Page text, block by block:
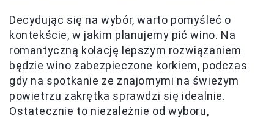
Decydując się na wybór, warto pomyśleć o
kontekście, w jakim planujemy pić wino. Na
romantyczną kolację lepszym rozwiązaniem
będzie wino zabezpieczone korkiem, podczas
gdy na spotkanie ze znajomymi na świeżym
powietrzu zakrętka sprawdzi się idealnie.
Ostatecznie to niezależnie od wyboru,